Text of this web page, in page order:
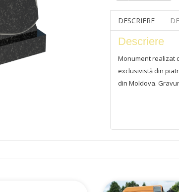
DESCRIERE
Descriere
Monument realizat
exclusivistă din
din Moldova.